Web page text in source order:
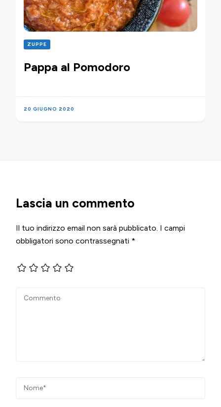
ZUPPE
Pappa al Pomodoro
20 GIUGNO 2020
Lascia un commento
Il tuo indirizzo email non sarà pubblicato. I campi
obbligatori sono contrassegnati *